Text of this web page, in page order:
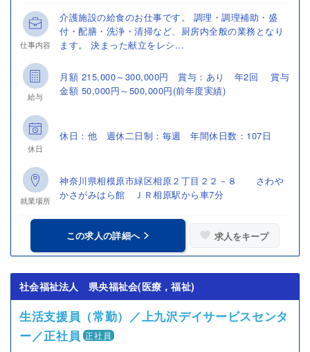
仕事内容
介護施設の給食のお仕事です。 調理・調理補助・盛
付・配膳・洗浄・清掃など、厨房内全般の業務となり
ます。 決まった献立をレシ...
給与
月額 215,000～300,000円 賞与：あり 年2回 賞与
金額 50,000円～500,000円(前年度実績)
休日
休日：他 週休二日制：毎週 年間休日数：107日
就業場所
神奈川県相模原市緑区相原２丁目２２－８ さわや
かさがみはら館 ＪＲ相原駅から車7分
この求人の詳細へ 求人をキープ
社会福祉法人 県央福祉会(医療，福祉)
生活支援員（常勤）／上九沢デイサービスセンタ
ー／正社員 正社員